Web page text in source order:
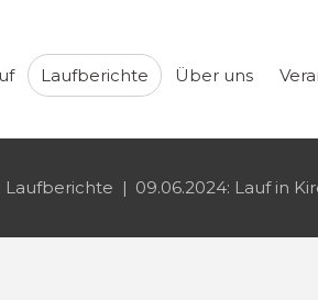
Laufberichte Über uns
Laufberichte 09.06.2024: Lauf in